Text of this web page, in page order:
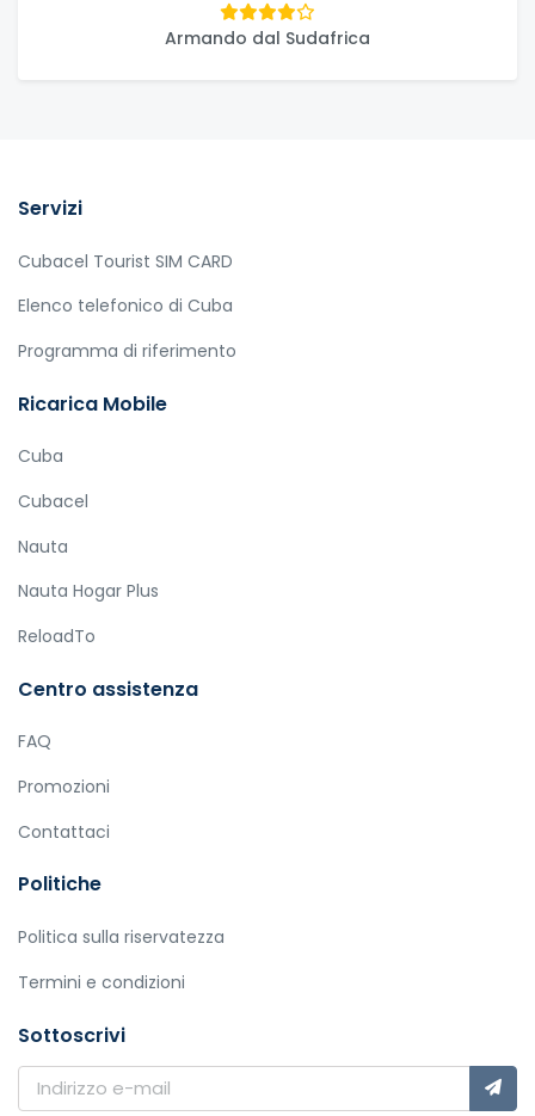
Armando dal Sudafrica
Servizi
Cubacel Tourist SIM CARD
Elenco telefonico di Cuba
Programma di riferimento
Ricarica Mobile
Cuba
Cubacel
Nauta
Nauta Hogar Plus
ReloadTo
Centro assistenza
FAQ
Promozioni
Contattaci
Politiche
Politica sulla riservatezza
Termini e condizioni
Sottoscrivi